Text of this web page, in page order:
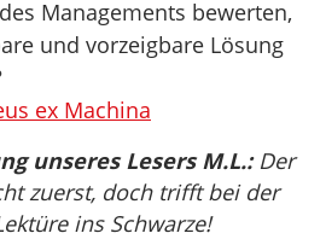
Managements bewerten,
und vorzeigbare Lösung
ex Machina
unseres Lesers M.L.:Der
zuerst, doch trifft bei der
ins Schwarze!